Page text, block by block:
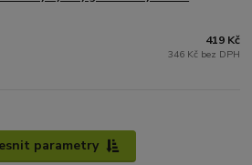
419 Kč
346 Kč bez DPH
parametry